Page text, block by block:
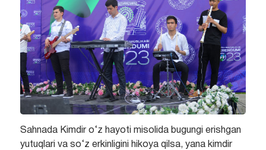
Sahnada Kimdir o‘z hayoti misolida bugungi erishgan
yutuqlari va so‘z erkinligini hikoya qilsa, yana kimdir